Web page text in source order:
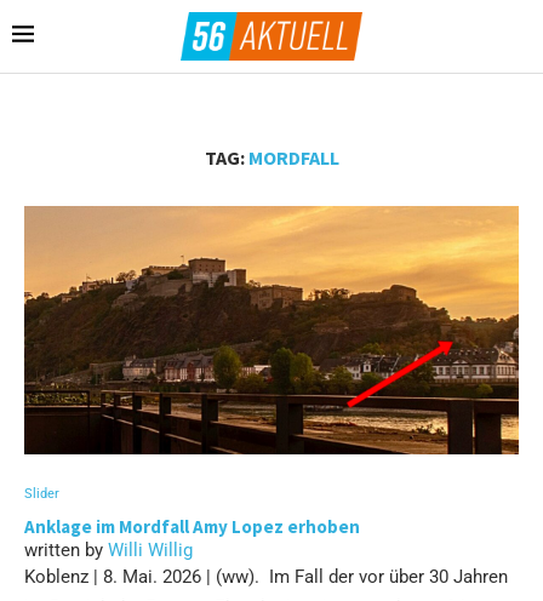
TAG: MORDFALL
Slider
Anklage im Mordfall Amy Lopez erhoben
written by Willi Willig
Koblenz | 8. Mai. 2026 | (ww). Im Fall der vor über 30 Jahren